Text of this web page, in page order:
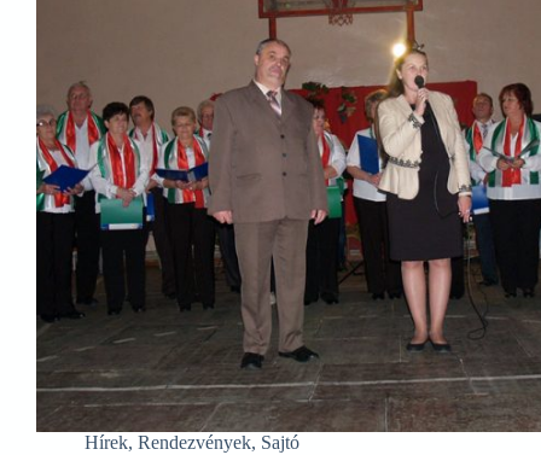
Hírek, Rendezvények, Sajtó